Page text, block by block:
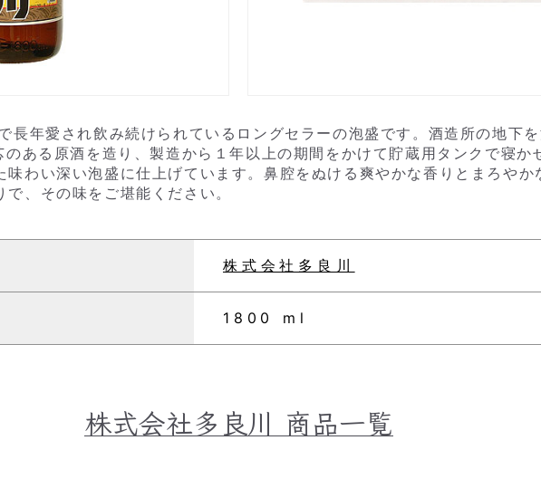
長年愛され飲み続けられているロングセラーの泡盛です。酒造所の地下を
ある原酒を造り、製造から１年以上の期間をかけて貯蔵用タンクで寝か
わい深い泡盛に仕上げています。鼻腔をぬける爽やかな香りとまろやか
、その味をご堪能ください。
株式会社多良川
1800 ml
株式会社多良川 商品一覧